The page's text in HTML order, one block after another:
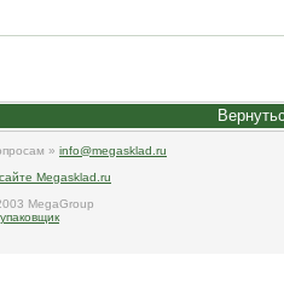
» info@megasklad.ru
Megasklad.ru
MegaGroup